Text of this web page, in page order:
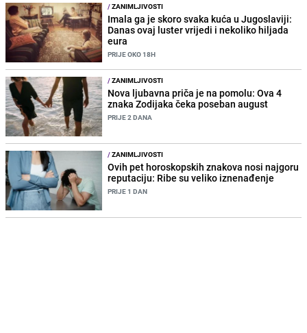
/ZANIMLJIVOSTI
Imala ga je skoro svaka kuća u Jugoslaviji:
Danas ovaj luster vrijedi i nekoliko hiljada
eura
PRIJE OKO 18H
/ZANIMLJIVOSTI
Nova ljubavna priča je na pomolu: Ova 4
znaka Zodijaka čeka poseban august
PRIJE 2 DANA
/ZANIMLJIVOSTI
Ovih pet horoskopskih znakova nosi najgoru
reputaciju: Ribe su veliko iznenađenje
PRIJE 1 DAN